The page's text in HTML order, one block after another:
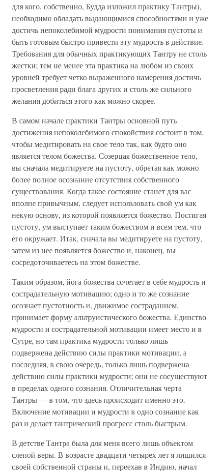
для кого, собственно, Будда изложил практику Тантры),
необходимо обладать выдающимися способностями и уже
достичь непоколебимой мудрости понимания пустоты и
быть готовым быстро привести эту мудрость в действие.
Требования для обычных практикующих Тантру не столь
жестки; тем не менее эта практика на любом из своих
уровней требует четко выраженного намерения достичь
просветления ради блага других и столь же сильного
желания добиться этого как можно скорее.
В самом начале практики Тантры основной путь
достижения непоколебимого спокойствия состоит в том,
чтобы медитировать на свое тело так, как будто оно
является телом божества. Созерцая божественное тело,
вы сначала медитируете на пустоту, обретая как можно
более полное осознание отсутствия собственного
существования. Когда такое состояние станет для вас
вполне привычным, следует использовать свой ум как
некую основу, из которой появляется божество. Постигая
пустоту, ум выступает таким божеством и всем тем, что
его окружает. Итак, сначала вы медитируете на пустоту,
затем из нее появляется божество и, наконец, вы
сосредоточиваетесь на этом божестве.
Таким образом, йога божества сочетает в себе мудрость и
сострадательную мотивацию; одно и то же сознание
осознает пустотность и, движимое состраданием,
принимает форму альтруистического божества. Единство
мудрости и сострадательной мотивации имеет место и в
Сутре, но там практика мудрости только лишь
подвержена действию силы практики мотивации, а
последняя, в свою очередь, только лишь подвержена
действию силы практики мудрости; они не сосуществуют
в пределах одного сознания. Отличительная черта
Тантры — в том, что здесь происходит именно это.
Включение мотивации и мудрости в одно сознание как
раз и делает тантрический прогресс столь быстрым.
В детстве Тантра была для меня всего лишь объектом
слепой веры. В возрасте двадцати четырех лет я лишился
своей собственной страны и, переехав в Индию, начал